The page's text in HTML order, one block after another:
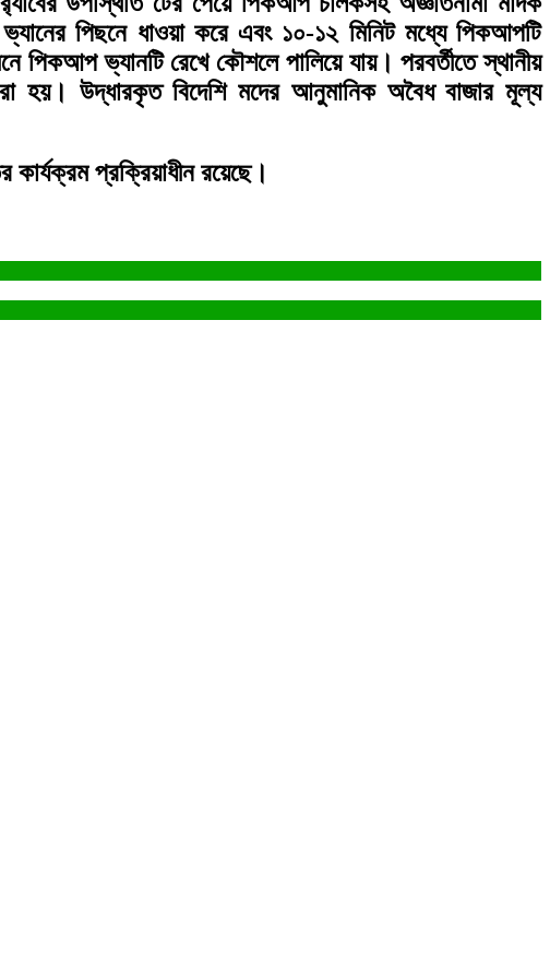
পিছনে ধাওয়া করে এবং ১০-১২ মিনিট মধ্যে পিকআপটি
পিকআপ ভ্যানটি রেখে কৌশলে পালিয়ে যায়। পরবর্তীতে স্থানীয়
হয়। উদ্ধারকৃত বিদেশি মদের আনুমানিক অবৈধ বাজার মূল্য
কার্যক্রম প্রক্রিয়াধীন রয়েছে।